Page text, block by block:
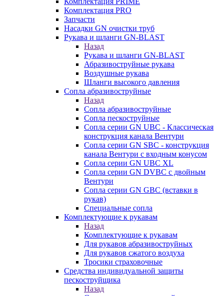
Комплектация PRO
Запчасти
Насадки GN очистки труб
Рукава и шланги GN-BLAST
Назад
Рукава и шланги GN-BLAST
Абразивоструйные рукава
Воздушные рукава
Шланги высокого давления
Сопла абразивоструйные
Назад
Сопла абразивоструйные
Сопла пескоструйные
Сопла серии GN UBC - Классическая
конструкция канала Вентури
Сопла серии GN SBC - конструкция
канала Вентури c входным конусом
Сопла серии GN UBC XL
Сопла серии GN DVBC с двойным
Вентури
Сопла серии GN GBC (вставки в
рукав)
Специальные сопла
Комплектующие к рукавам
Назад
Комплектующие к рукавам
Для рукавов абразивоструйных
Для рукавов сжатого воздуха
Тросики страховочные
Средства индивидуальной защиты
пескоструйщика
Назад